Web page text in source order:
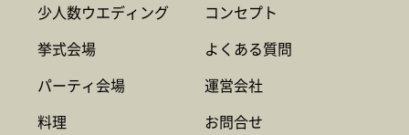
少人数ウエディング
挙式会場
パーティ会場
料理
コンセプト
よくある質問
運営会社
お問合せ